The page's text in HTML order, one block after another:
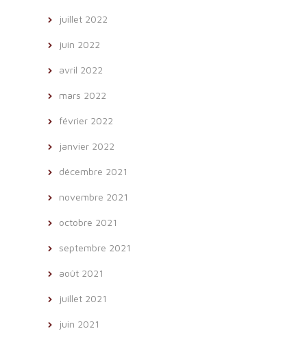
juillet 2022
juin 2022
avril 2022
mars 2022
février 2022
janvier 2022
décembre 2021
novembre 2021
octobre 2021
septembre 2021
août 2021
juillet 2021
juin 2021